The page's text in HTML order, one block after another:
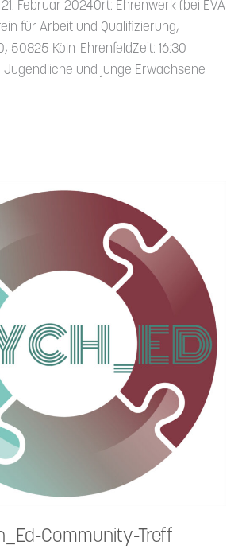
Februar 2024Ort: Ehrenwerk (bei EVA
für Arbeit und Quali­fi­zierung,
50825 Köln-Ehren­feldZeit: 16:30 —
Jugend­liche und junge Erwachsene
Community-Treff